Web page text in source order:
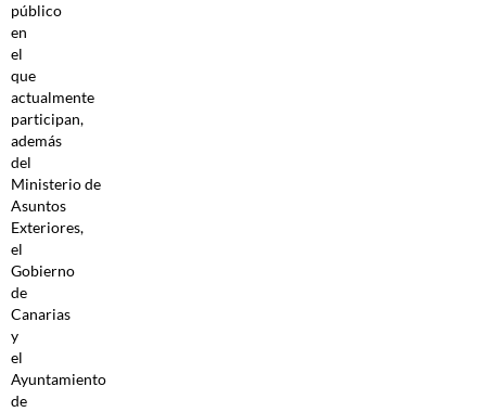
público
en
el
que
actualmente
participan,
además
del
Ministerio de
Asuntos
Exteriores,
el
Gobierno
de
Canarias
y
el
Ayuntamiento
de